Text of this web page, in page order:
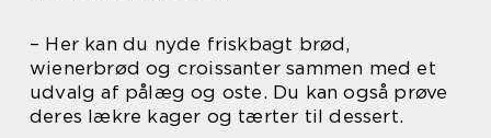
– Her kan du nyde friskbagt brød,
wienerbrød og croissanter sammen med et
udvalg af pålæg og oste. Du kan også prøve
deres lækre kager og tærter til dessert.